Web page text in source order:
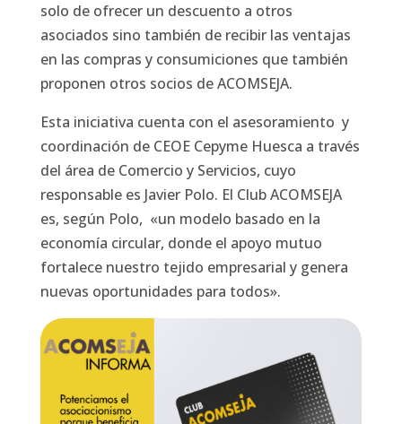
solo de ofrecer un descuento a otros
asociados sino también de recibir las ventajas
en las compras y consumiciones que también
proponen otros socios de ACOMSEJA.
Esta iniciativa cuenta con el asesoramiento y
coordinación de CEOE Cepyme Huesca a través
del área de Comercio y Servicios, cuyo
responsable es Javier Polo. El Club ACOMSEJA
es, según Polo, «un modelo basado en la
economía circular, donde el apoyo mutuo
fortalece nuestro tejido empresarial y genera
nuevas oportunidades para todos».